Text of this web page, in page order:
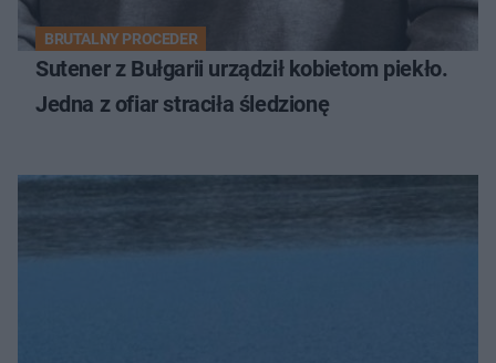
BRUTALNY PROCEDER
Sutener z Bułgarii urządził kobietom piekło.
Jedna z ofiar straciła śledzionę